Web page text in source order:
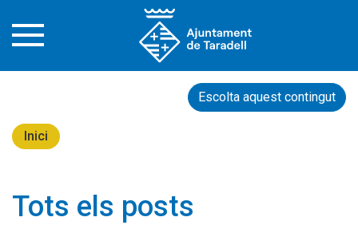
Escolta aquest contingut
Inici
Tots els posts